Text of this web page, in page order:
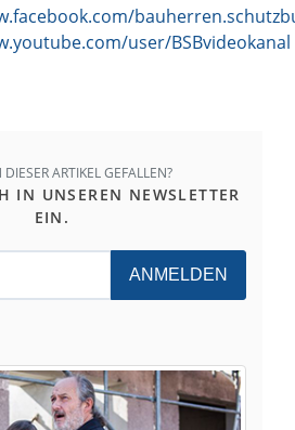
user/BSBvideokanal
ARTIKEL GEFALLEN?
IN UNSEREN NEWSLETTER
EIN.
ANMELDEN